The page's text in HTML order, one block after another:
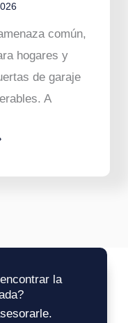
común,
hogares y
de garaje
A
la